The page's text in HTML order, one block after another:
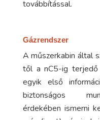
továbbítással.
Gázrendszer
A műszerkabin által
től a nC5-ig terjedő
egyik első
biztonságos
érdekében ismerni